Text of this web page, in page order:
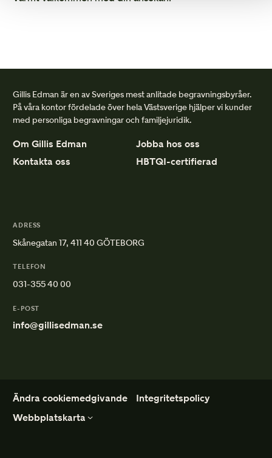
Gillis Edman är en av Sveriges mest anlitade begravningsbyråer.
På våra kontor fördelade över hela Västsverige hjälper vi kunder
med personliga begravningar och familjejuridik.
Om Gillis Edman
Jobba hos oss
Kontakta oss
HBTQI-certifierad
ADRESS
Skånegatan 17, 411 40 GÖTEBORG
TELEFON
031-355 40 00
E-POST
info@gillisedman.se
Ändra cookiemedgivande
Integritetspolicy
Webbplatskarta